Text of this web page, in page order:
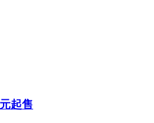
起售